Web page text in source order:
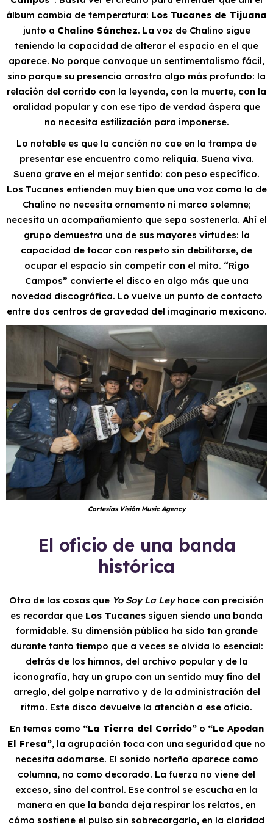
álbum cambia de temperatura: Los Tucanes de Tijuana
junto a Chalino Sánchez. La voz de Chalino sigue
teniendo la capacidad de alterar el espacio en el que
aparece. No porque convoque un sentimentalismo fácil,
sino porque su presencia arrastra algo más profundo: la
relación del corrido con la leyenda, con la muerte, con la
oralidad popular y con ese tipo de verdad áspera que
no necesita estilización para imponerse.
Lo notable es que la canción no cae en la trampa de
presentar ese encuentro como reliquia. Suena viva.
Suena grave en el mejor sentido: con peso específico.
Los Tucanes entienden muy bien que una voz como la de
Chalino no necesita ornamento ni marco solemne;
necesita un acompañamiento que sepa sostenerla. Ahí el
grupo demuestra una de sus mayores virtudes: la
capacidad de tocar con respeto sin debilitarse, de
ocupar el espacio sin competir con el mito. “Rigo
Campos” convierte el disco en algo más que una
novedad discográfica. Lo vuelve un punto de contacto
entre dos centros de gravedad del imaginario mexicano.
Cortesías Visión Music Agency
El oficio de una banda
histórica
Otra de las cosas que Yo Soy La Leyhace con precisión
es recordar que Los Tucanes siguen siendo una banda
formidable. Su dimensión pública ha sido tan grande
durante tanto tiempo que a veces se olvida lo esencial:
detrás de los himnos, del archivo popular y de la
iconografía, hay un grupo con un sentido muy fino del
arreglo, del golpe narrativo y de la administración del
ritmo. Este disco devuelve la atención a ese oficio.
En temas como “La Tierra del Corrido”o “Le Apodan
El Fresa”, la agrupación toca con una seguridad que no
necesita adornarse. El sonido norteño aparece como
columna, no como decorado. La fuerza no viene del
exceso, sino del control. Ese control se escucha en la
manera en que la banda deja respirar los relatos, en
cómo sostiene el pulso sin sobrecargarlo, en la claridad